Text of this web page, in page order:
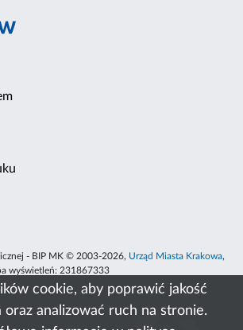
cookie, aby poprawić jakość
oraz analizować ruch na stronie.
- BIP MK © 2003-2026, Urząd Miasta Krakowa,
wyświetleń: 231867333